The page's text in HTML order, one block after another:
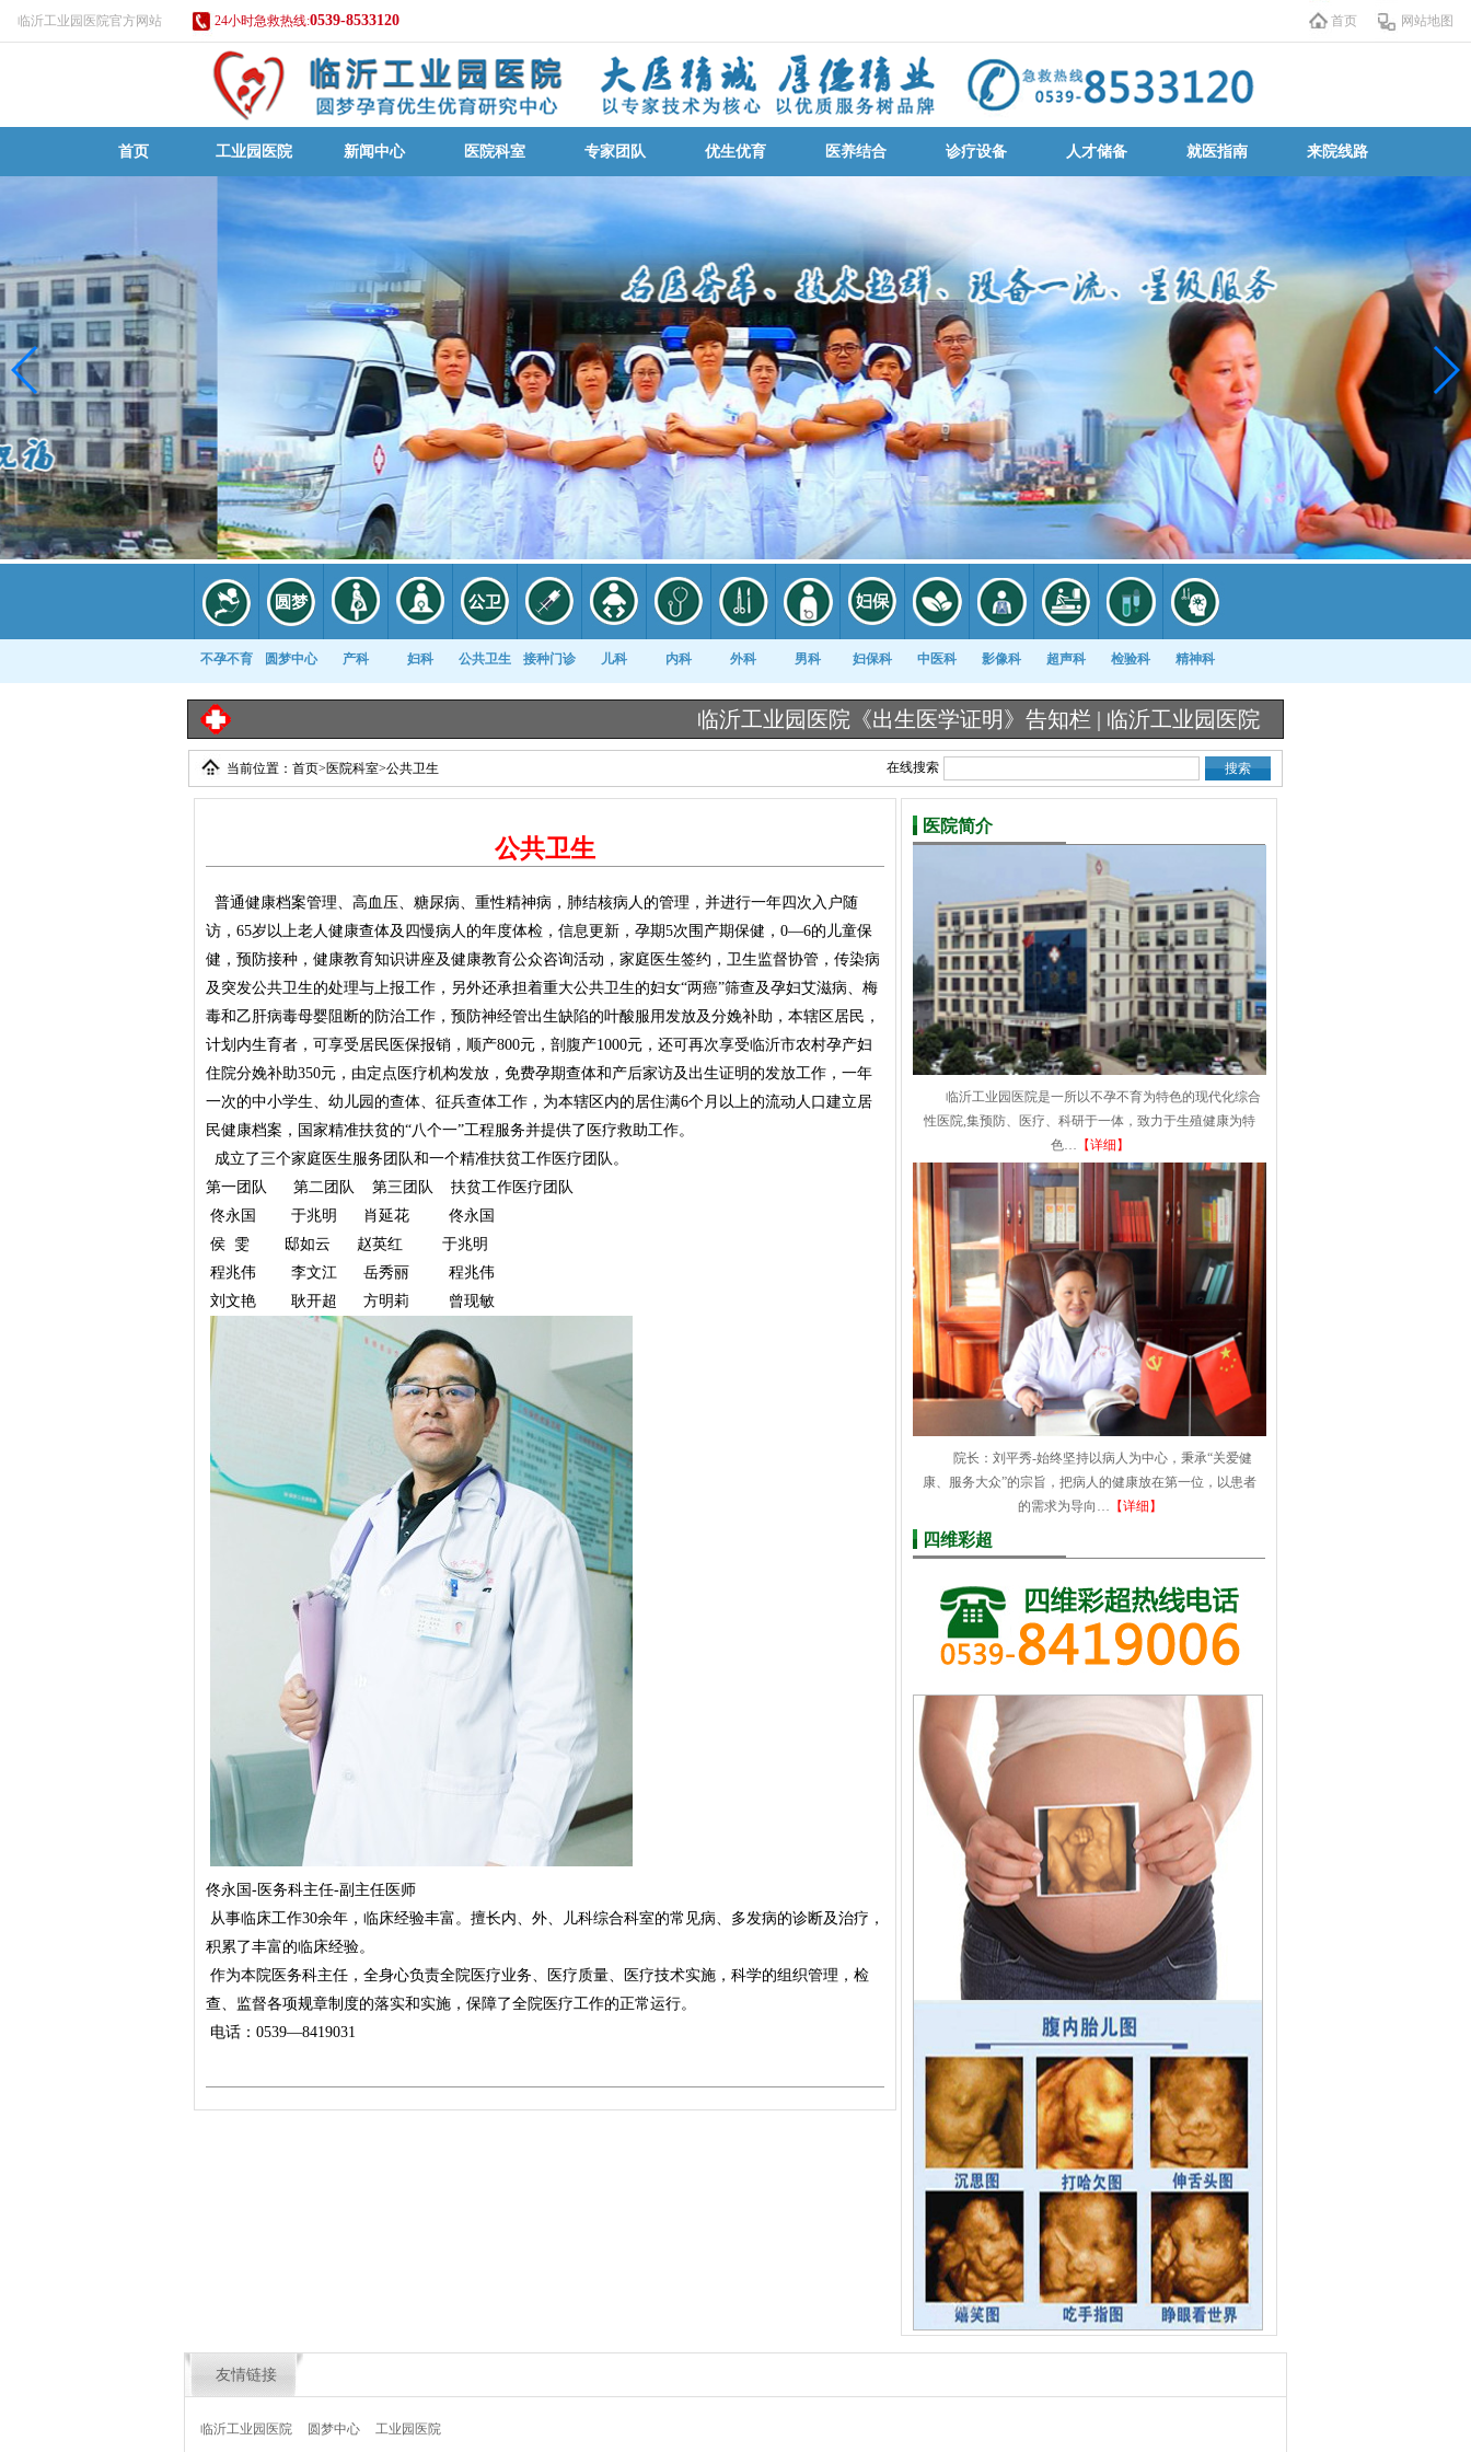
临沂工业园医院官方网站 24小时急救热线:0539-8533120 首页 网站地图
首页 工业园医院 新闻中心 医院科室 专家团队 优生优育 医养结合 诊疗设备 人才储备 就医指南 来院线路
不孕不育 圆梦中心 产科 妇科 公共卫生 接种门诊 儿科 内科 外科 男科 妇保科 中医科 影像科 超声科 检验科 精神科
康复科
临沂工业园医院《出生医学证明》告知栏 | 临沂工业园医院《出生医学证明》办理流程图 |
当前位置： 首页> 医院科室>公共卫生 在线搜索
公共卫生
普通健康档案管理、高血压、糖尿病、重性精神病，肺结核病人的管理，并进行一年四次入户随
访，65岁以上老人健康查体及四慢病人的年度体检，信息更新，孕期5次围产期保健，0—6的儿童保
健，预防接种，健康教育知识讲座及健康教育公众咨询活动，家庭医生签约，卫生监督协管，传染病
及突发公共卫生的处理与上报工作，另外还承担着重大公共卫生的妇女“两癌”筛查及孕妇艾滋病、梅
毒和乙肝病毒母婴阻断的防治工作，预防神经管出生缺陷的叶酸服用发放及分娩补助，本辖区居民，
计划内生育者，可享受居民医保报销，顺产800元，剖腹产1000元，还可再次享受临沂市农村孕产妇
住院分娩补助350元，由定点医疗机构发放，免费孕期查体和产后家访及出生证明的发放工作，一年
一次的中小学生、幼儿园的查体、征兵查体工作，为本辖区内的居住满6个月以上的流动人口建立居
民健康档案，国家精准扶贫的“八个一”工程服务并提供了医疗救助工作。
成立了三个家庭医生服务团队和一个精准扶贫工作医疗团队。
第一团队 第二团队 第三团队 扶贫工作医疗团队
佟永国 于兆明 肖延花 佟永国
侯 雯 邸如云 赵英红 于兆明
程兆伟 李文江 岳秀丽 程兆伟
刘文艳 耿开超 方明莉 曾现敏
佟永国-医务科主任-副主任医师
从事临床工作30余年，临床经验丰富。擅长内、外、儿科综合科室的常见病、多发病的诊断及治疗，
积累了丰富的临床经验。
作为本院医务科主任，全身心负责全院医疗业务、医疗质量、医疗技术实施，科学的组织管理，检
查、监督各项规章制度的落实和实施，保障了全院医疗工作的正常运行。
电话：0539—8419031
医院简介
临沂工业园医院是一所以不孕不育为特色的现代化综合
性医院,集预防、医疗、科研于一体，致力于生殖健康为特
色… 【详细】
院长：刘平秀-始终坚持以病人为中心，秉承“关爱健
康、服务大众”的宗旨，把病人的健康放在第一位，以患者
的需求为导向… 【详细】
四维彩超
友情链接
临沂工业园医院 圆梦中心 工业园医院